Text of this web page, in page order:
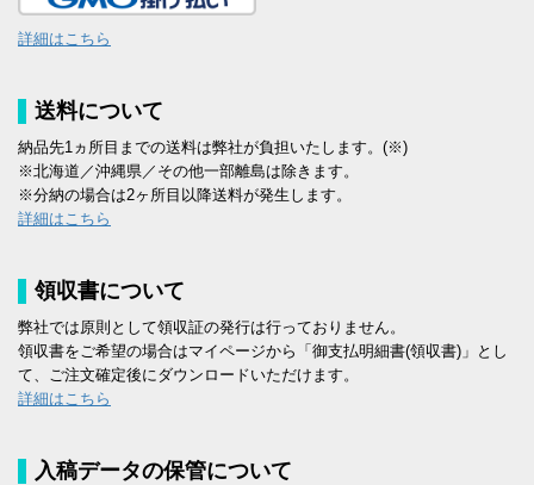
詳細はこちら
送料について
納品先1ヵ所目までの送料は弊社が負担いたします。(※)
※北海道／沖縄県／その他一部離島は除きます。
※分納の場合は2ヶ所目以降送料が発生します。
詳細はこちら
領収書について
弊社では原則として領収証の発行は行っておりません。
領収書をご希望の場合はマイページから「御支払明細書(領収書)」とし
て、ご注文確定後にダウンロードいただけます。
詳細はこちら
入稿データの保管について